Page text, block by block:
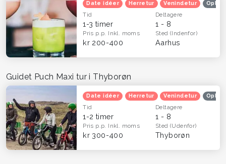
Date idéer Herretur Venindetur
Tid
1-3 timer
Deltagere
1 - 8
Pris p.p. Inkl. moms
kr 200-400
Sted(Indenfor)
Aarhus
Guidet Puch Maxi tur i Thyborøn
Date idéer Herretur Venindetur
Tid
1-2 timer
Deltagere
1 - 8
Pris p.p. Inkl. moms
kr 300-400
Sted(Udenfor)
Thyborøn